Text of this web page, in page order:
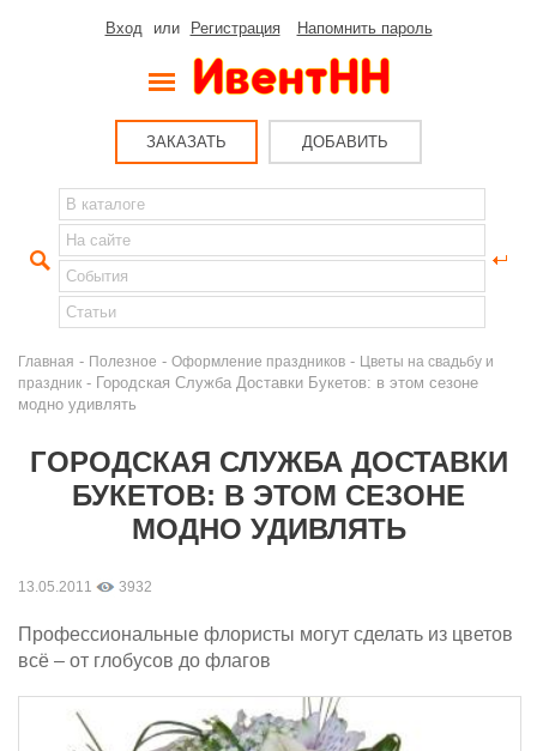
Вход или Регистрация Напомнить пароль
ЗАКАЗАТЬ ДОБАВИТЬ
Главная - Полезное - Оформление праздников - Цветы на свадьбу и
праздник - Городская Служба Доставки Букетов: в этом сезоне
модно удивлять
ГОРОДСКАЯ СЛУЖБА ДОСТАВКИ
БУКЕТОВ: В ЭТОМ СЕЗОНЕ
МОДНО УДИВЛЯТЬ
13.05.2011 3932
Профессиональные флористы могут сделать из цветов
всё – от глобусов до флагов